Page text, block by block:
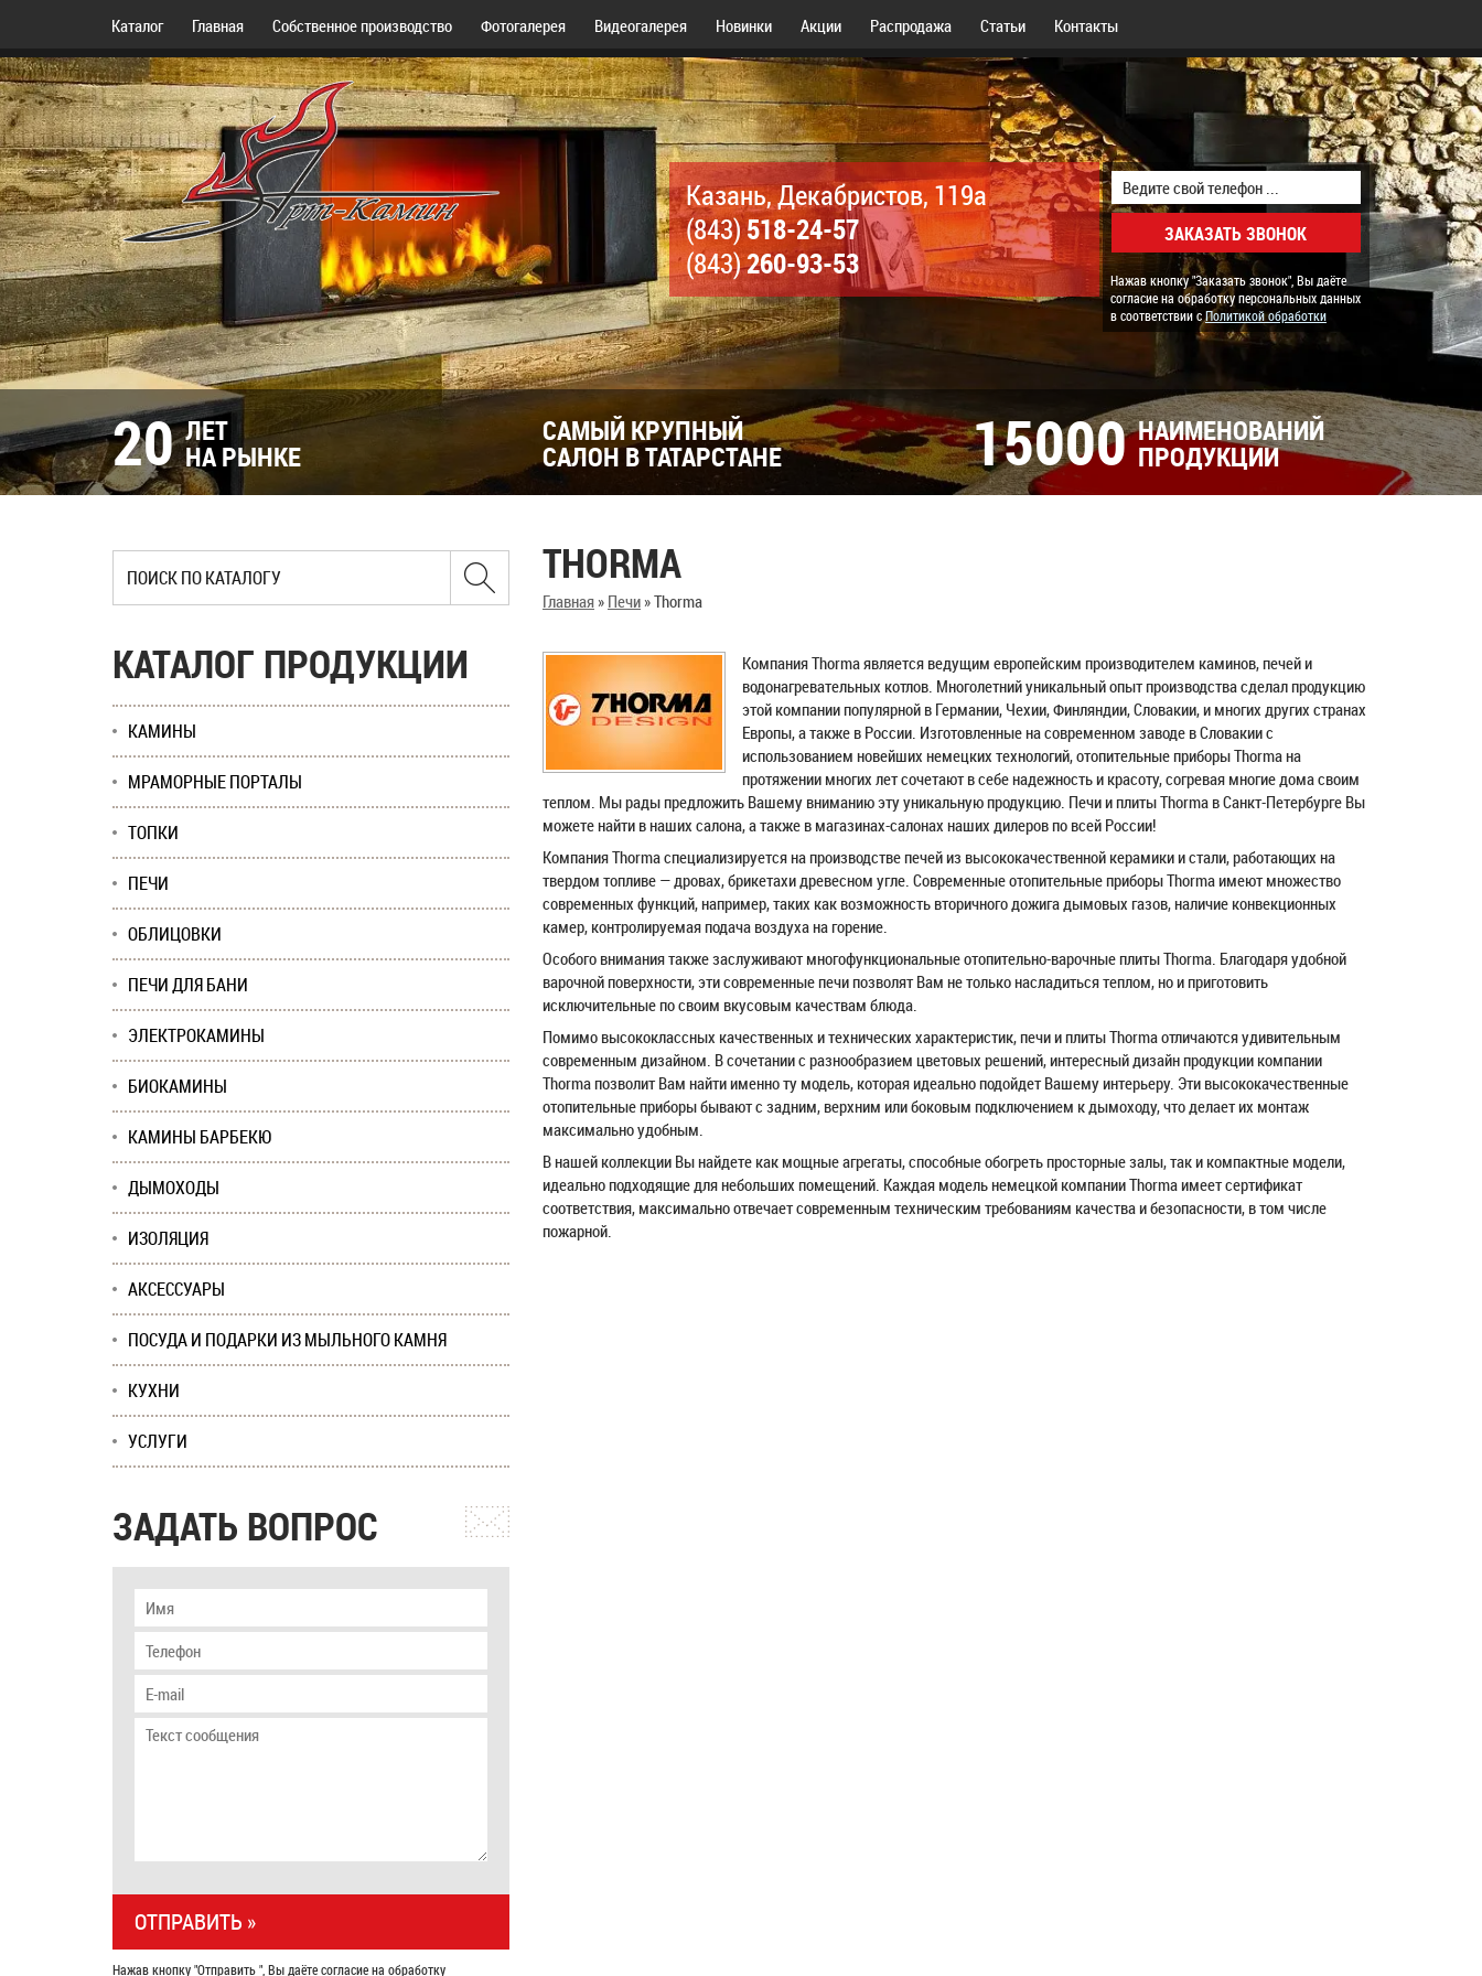
Каталог Главная Собственное производство Фотогалерея Видеогалерея Новинки Акции Распродажа Статьи Контакты
Казань, Декабристов, 119а
(843)518-24-57
(843)260-93-53
Нажав кнопку "Заказать звонок", Вы даёте
согласие на обработку персональных данных
в соответствии сПолитикой обработки
20 ЛЕТ
НА РЫНКЕ
САМЫЙ КРУПНЫЙ
САЛОН В ТАТАРСТАНЕ 15000 НАИМЕНОВАНИЙ
ПРОДУКЦИИ
THORMA
Главная» Печи»Thorma
Компания Thorma является ведущим европейским производителем каминов, печей и
водонагревательных котлов. Многолетний уникальный опыт производства сделал продукцию
этой компании популярной в Германии, Чехии, Финляндии, Словакии, и многих других странах
Европы, а также в России. Изготовленные на современном заводе в Словакии с
использованием новейших немецких технологий, отопительные приборы Thorma на
протяжении многих лет сочетают в себе надежность и красоту, согревая многие дома своим
теплом. Мы рады предложить Вашему вниманию эту уникальную продукцию. Печи и плиты Thorma в Санкт-Петербурге Вы
можете найти в наших салона, а также в магазинах-салонах наших дилеров по всей России!
Компания Thorma специализируется на производстве печей из высококачественной керамики и стали, работающих на
твердом топливе — дровах, брикетахи древесном угле. Современные отопительные приборы Thorma имеют множество
современных функций, например, таких как возможность вторичного дожига дымовых газов, наличие конвекционных
камер, контролируемая подача воздуха на горение.
Особого внимания также заслуживают многофункциональные отопительно-варочные плиты Thorma. Благодаря удобной
варочной поверхности, эти современные печи позволят Вам не только насладиться теплом, но и приготовить
исключительные по своим вкусовым качествам блюда.
Помимо высококлассных качественных и технических характеристик, печи и плиты Thorma отличаются удивительным
современным дизайном. В сочетании с разнообразием цветовых решений, интересный дизайн продукции компании
Thorma позволит Вам найти именно ту модель, которая идеально подойдет Вашему интерьеру. Эти высококачественные
отопительные приборы бывают с задним, верхним или боковым подключением к дымоходу, что делает их монтаж
максимально удобным.
В нашей коллекции Вы найдете как мощные агрегаты, способные обогреть просторные залы, так и компактные модели,
идеально подходящие для небольших помещений. Каждая модель немецкой компании Thorma имеет сертификат
соответствия, максимально отвечает современным техническим требованиям качества и безопасности, в том числе
пожарной.
КАТАЛОГ ПРОДУКЦИИ
КАМИНЫ
МРАМОРНЫЕ ПОРТАЛЫ
ТОПКИ
ПЕЧИ
ОБЛИЦОВКИ
ПЕЧИ ДЛЯ БАНИ
ЭЛЕКТРОКАМИНЫ
БИОКАМИНЫ
КАМИНЫ БАРБЕКЮ
ДЫМОХОДЫ
ИЗОЛЯЦИЯ
АКСЕССУАРЫ
ПОСУДА И ПОДАРКИ ИЗ МЫЛЬНОГО КАМНЯ
КУХНИ
УСЛУГИ
ЗАДАТЬ ВОПРОС
Нажав кнопку "Отправить ", Вы даёте согласие на обработку